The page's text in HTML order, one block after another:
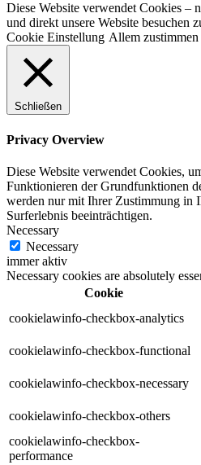
Diese Website verwendet Cookies –
und direkt unsere Website besuchen
Cookie Einstellung Allem zustimmen
Schließen
Privacy Overview
Diese Website verwendet Cookies,
Funktionieren der Grundfunktionen
werden nur mit Ihrer Zustimmung in
Surferlebnis beeinträchtigen.
Necessary
Necessary
immer aktiv
Necessary cookies are absolutely
Cookie
cookielawinfo-checkbox-analytics
cookielawinfo-checkbox-functional
cookielawinfo-checkbox-necessary
cookielawinfo-checkbox-others
cookielawinfo-checkbox-
performance